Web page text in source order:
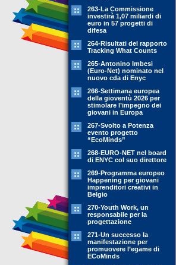
263-La Commissione
investirà 1,07 miliardi di
euro in 57 progetti di
difesa
264-Risultati del rapporto
Tracking What Counts
265-Antonino Imbesi
(Euro-Net) nominato nel
nuovo cda di Enyc
266-Settimana europea
della gioventù 2026 per
stimolare l’impegno dei
giovani in Europa
267-Svolto a Potenza
evento progetto
“EcoMinds”
268-EURO-NET nel board
di ENYC col suo direttore
269-Programma europeo
Happening per giovani
imprenditori creativi in
Belgio
270-Youth Work, un
responsabile per la
progettazione
271-Un successo la
manifestazione per
promuovere l’egame di
ECoMinds